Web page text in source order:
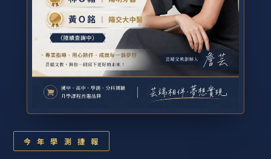
今 年 學 測 捷 報